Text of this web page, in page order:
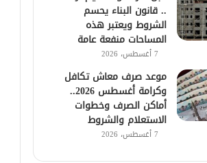
.. قانون البناء يحسم
الشروط ويعتبر هذه
المساحات منفعة عامة
7 أغسطس، 2026
موعد صرف معاش تكافل
وكرامة أغسطس 2026..
أماكن الصرف وخطوات
الاستعلام والشروط
7 أغسطس، 2026